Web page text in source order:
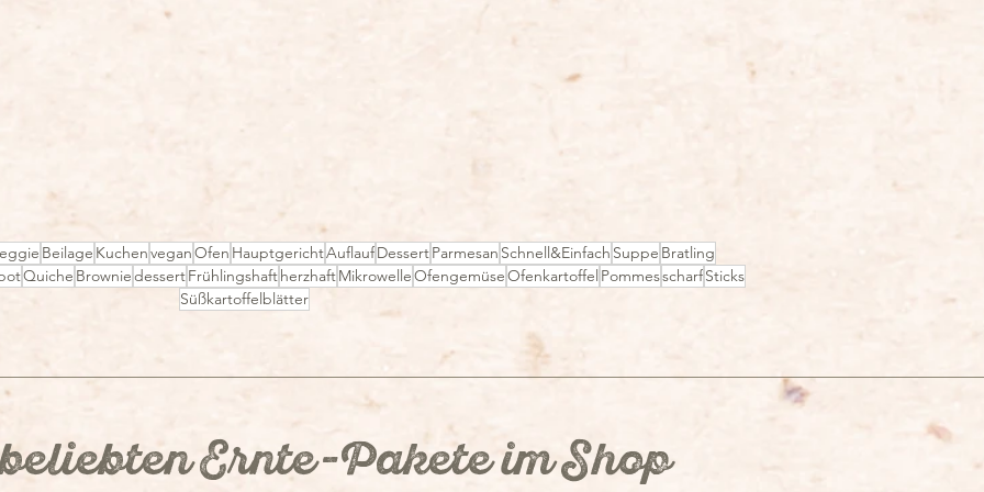
Beilage KuchenveganOfen HauptgerichtAuflaufDessertParmesan Schnell&Einfach Suppe Bratling
Quiche BrowniedessertFrühlingshaftherzhaftMikrowelleOfengemüseOfenkartoffel PommesscharfSticks
Süßkartoffelblätter
Ernte-Pakete im Shop